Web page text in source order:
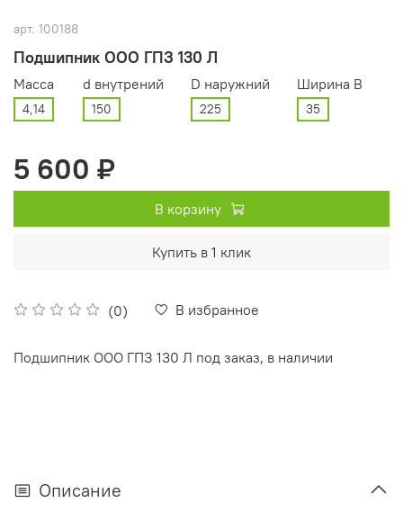
арт. 100188
Подшипник ООО ГПЗ 130 Л
(0) В избранное
Масса
4,14
d внутрений
150
D наружний
225
Ширина В
35
5 600 ₽
В корзину
Купить в 1 клик
Подшипник ООО ГПЗ 130 Л под заказ, в наличии
Описание